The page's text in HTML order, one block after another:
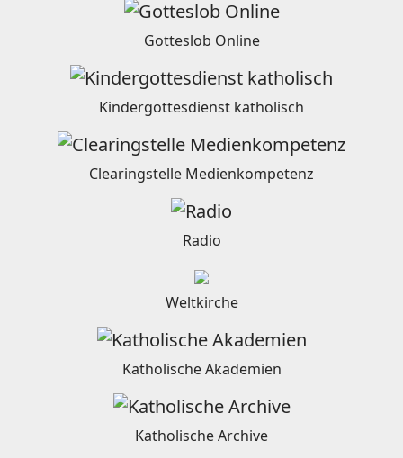
Gotteslob Online
Kindergottesdienst katholisch
Clearingstelle Medienkompetenz
Radio
Weltkirche
Katholische Akademien
Katholische Archive